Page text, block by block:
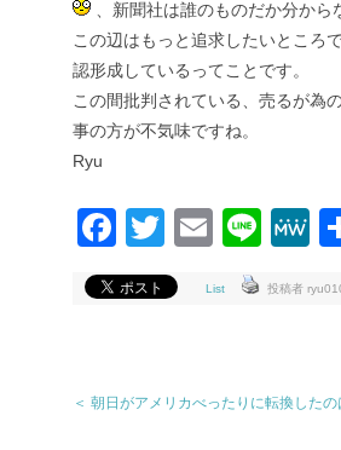
、新聞社は誰のものだか分から
この辺はもっと追求したいところ
認形成しているってことです。
この間批判されている、売るが為
事の方が不気味ですね。
Ryu
Facebook
Twitter
Email
Line
List 投稿者
＜ 朝日がアメリカべったりに転換したの